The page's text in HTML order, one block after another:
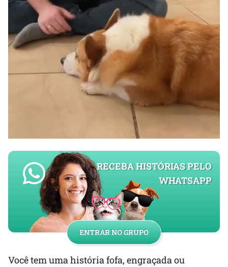
RECEBA HISTÓRIAS PELO
WHATSAPP
ENTRAR NO GRUPO
Você tem uma história fofa, engraçada ou